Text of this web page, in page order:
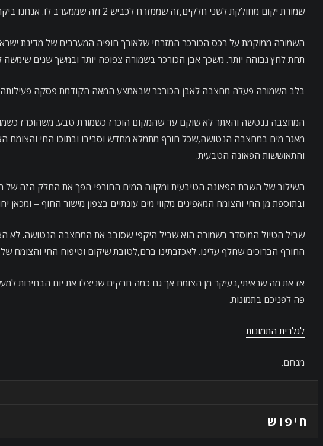
שמורת יקום מחולקת לשני חלקים,זה שממזרח לכביש 2 וזה שממערב לו. אנחנו ביקרנו בזה המזרחי ואליו אני מתייחס.
השמורה ממוקמת על רכס הכורכר המזרחי שלאורך חופיה המערבים של מדינת
תחת לחץ גבוהה יותר. משכך אבן הכורכר בשמורה צפופה יותר ובמשך שנים שימשה
בלב השמורה פעלה מחצבה לאבן הכורכר שבאמצע המאה הקודמת פסקה פעילותה
המחצבה ננטשה והאתר לא שוקם עד שהמקום הוכרז כשמורת טבע. משהוכרז
מאגר מים במחצבה הנטושה,שכל חורף מתמלא מחדש וסביבו ובתוכו החי והצומח
והתאוששות הפאונה הטבעית.
השילוב של השבת הפאונה הטיבעית ומקווה המים החורפי הפך את החלק הזה של
ובתוספת מן החי והצומח המאפינים מקווי מים עונתיים בצפון מישור החוף – ומכאן
שביל הטיול המוסדר בשמורה הוא שביל היקפי שסובב את המחצבה הנטושה. לא
החורף הברוכים שחלף עלינו. לאכזבתינו ברם,לטובת שיקום וטיפוח החי והצומח
אז את מה שראיתי,בעיקר מן הצומח אך גם כמה חרקים שניצלו את יום הבחירות
פה לפניכם בתמונות.
לגלרית התמונות
מנחם.
חיפוש